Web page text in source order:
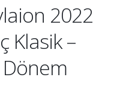
2022
Klasik –